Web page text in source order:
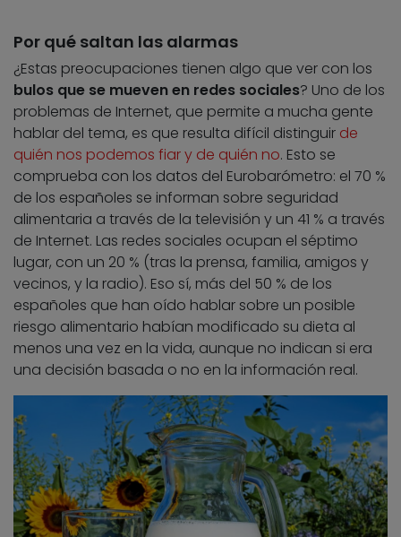
Por qué saltan las alarmas
¿Estas preocupaciones tienen algo que ver con los
bulos que se mueven en redes sociales? Uno de los
problemas de Internet, que permite a mucha gente
hablar del tema, es que resulta difícil distinguir de
quién nos podemos fiar y de quién no. Esto se
comprueba con los datos del Eurobarómetro: el 70 %
de los españoles se informan sobre seguridad
alimentaria a través de la televisión y un 41 % a través
de Internet. Las redes sociales ocupan el séptimo
lugar, con un 20 % (tras la prensa, familia, amigos y
vecinos, y la radio). Eso sí, más del 50 % de los
españoles que han oído hablar sobre un posible
riesgo alimentario habían modificado su dieta al
menos una vez en la vida, aunque no indican si era
una decisión basada o no en la información real.